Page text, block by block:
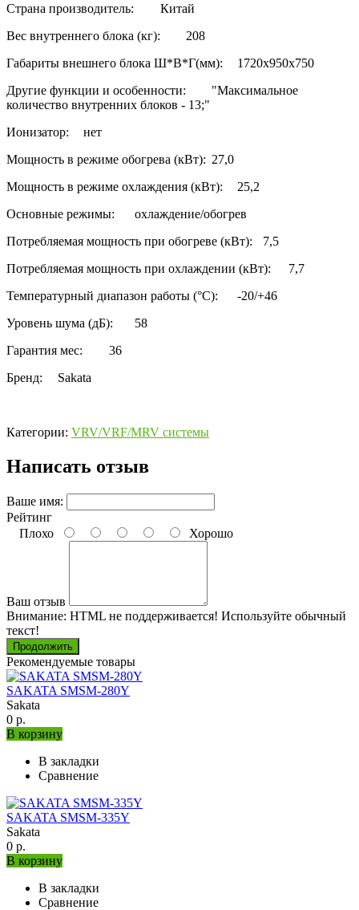
Страна производитель:
Китай
Вес внутреннего блока (кг):
208
Габариты внешнего блока Ш*В*Г(мм):
1720x950x750
Другие функции и особенности:
"Максимальное
количество внутренних блоков - 13;"
Ионизатор:
нет
Мощность в режиме обогрева (кВт): 27,0
Мощность в режиме охлаждения (кВт):
25,2
Основные режимы:
охлаждение/обогрев
Потребляемая мощность при обогреве (кВт):
7,5
Потребляемая мощность при охлаждении (кВт):
7,7
Температурный диапазон работы (°C):
-20/+46
Уровень шума (дБ):
58
Гарантия мес:
36
Бренд:
Sakata
Категории: VRV/VRF/MRV системы
Написать отзыв
Ваше имя:
Рейтинг
Плохо
Хорошо
Ваш отзыв
Внимание: HTML не поддерживается! Используйте обычный
текст!
Продолжить
Рекомендуемые товары
SAKATA SMSM-280Y
Sakata
0 р.
В корзину
В закладки
Сравнение
SAKATA SMSM-335Y
Sakata
0 р.
В корзину
В закладки
Сравнение